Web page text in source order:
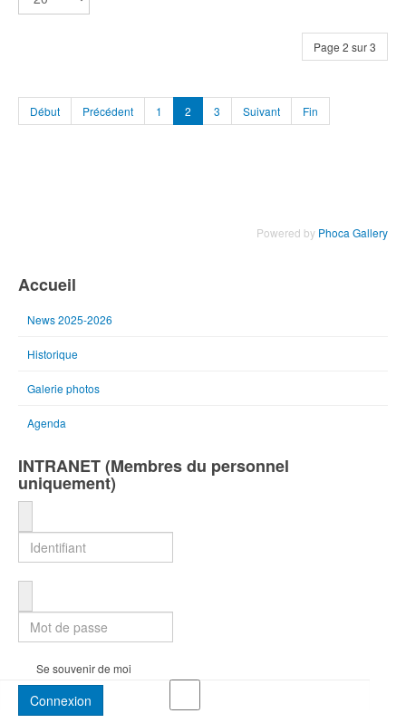
Page 2 sur 3
Début Précédent 1 2 3 Suivant Fin
Powered by Phoca Gallery
Accueil
News 2025-2026
Historique
Galerie photos
Agenda
INTRANET (Membres du personnel
uniquement)
Se souvenir de moi
Connexion